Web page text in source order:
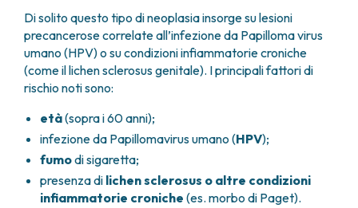
Di solito questo tipo di neoplasia insorge su lesioni
precancerose correlate all’infezione da Papilloma virus
umano (HPV) o su condizioni infiammatorie croniche
(come il lichen sclerosus genitale). I principali fattori di
rischio noti sono:
età(sopra i 60 anni);
infezione da Papillomavirus umano (HPV);
fumodi sigaretta;
presenza di lichen sclerosus o altre condizioni
infiammatorie croniche (es. morbo di Paget).